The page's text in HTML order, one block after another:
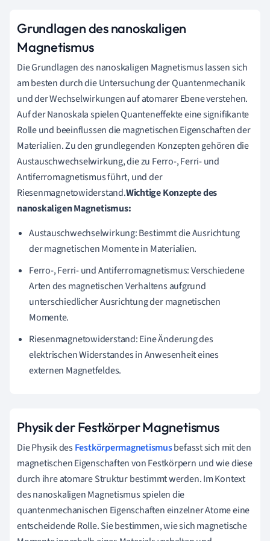
Grundlagen des nanoskaligen
Magnetismus
Die Grundlagen des nanoskaligen Magnetismus lassen sich
am besten durch die Untersuchung der Quantenmechanik
und der Wechselwirkungen auf atomarer Ebene verstehen.
Auf der Nanoskala spielen Quanteneffekte eine signifikante
Rolle und beeinflussen die magnetischen Eigenschaften der
Materialien. Zu den grundlegenden Konzepten gehören die
Austauschwechselwirkung, die zu Ferro-, Ferri- und
Antiferromagnetismus führt, und der
Riesenmagnetowiderstand.Wichtige Konzepte des
nanoskaligen Magnetismus:
Austauschwechselwirkung: Bestimmt die Ausrichtung
der magnetischen Momente in Materialien.
Ferro-, Ferri- und Antiferromagnetismus: Verschiedene
Arten des magnetischen Verhaltens aufgrund
unterschiedlicher Ausrichtung der magnetischen
Momente.
Riesenmagnetowiderstand: Eine Änderung des
elektrischen Widerstandes in Anwesenheit eines
externen Magnetfeldes.
Physik der Festkörper Magnetismus
Die Physik desFestkörpermagnetismusbefasst sich mit den
magnetischen Eigenschaften von Festkörpern und wie diese
durch ihre atomare Struktur bestimmt werden. Im Kontext
des nanoskaligen Magnetismus spielen die
quantenmechanischen Eigenschaften einzelner Atome eine
entscheidende Rolle. Sie bestimmen, wie sich magnetische